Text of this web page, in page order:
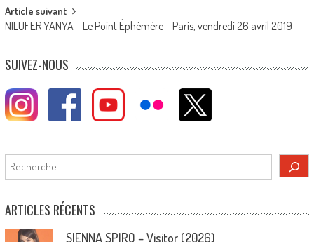
Article suivant
NILÜFER YANYA – Le Point Éphémère – Paris, vendredi 26 avril 2019
SUIVEZ-NOUS
Rechercher
ARTICLES RÉCENTS
SIENNA SPIRO – Visitor (2026)